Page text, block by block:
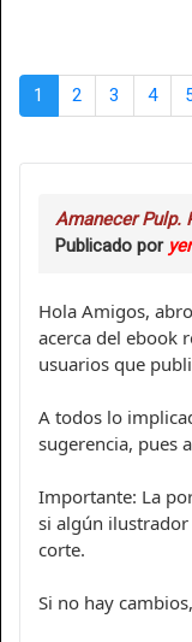
1 2 3 4
Amanecer Pulp.
Publicado por
Hola Amigos,
acerca del ebook
usuarios que
A todos lo
sugerencia, pues
Importante: La
si algún
corte.
Si no hay